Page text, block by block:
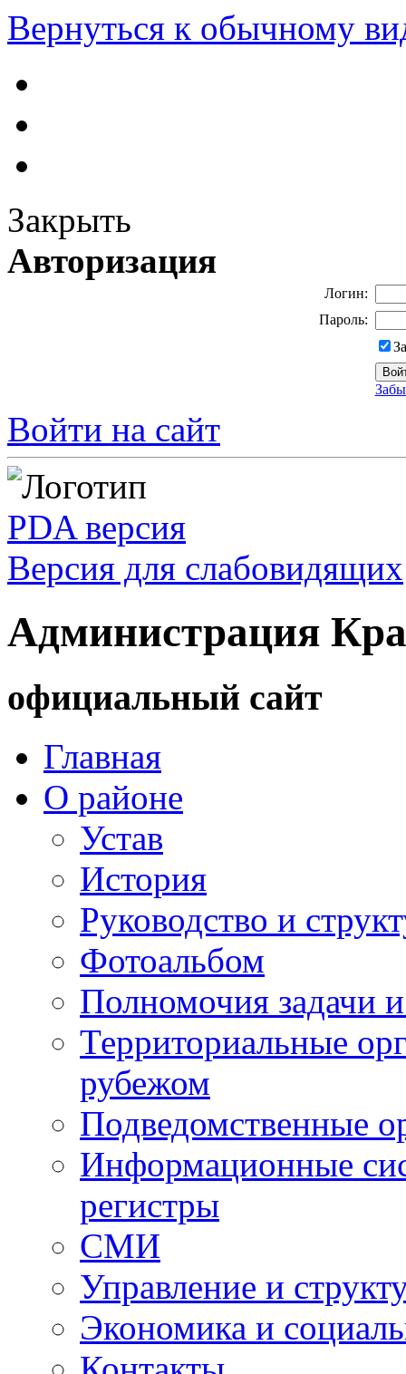
Вернуться к обычному
Закрыть
Авторизация
Логин:
Пароль:
Войти на сайт
PDA версия
Версия для слабовидящих
Администрация
официальный сайт
Главная
О районе
Устав
История
Руководство и
Фотоальбом
Полномочия задачи
Территориальные
рубежом
Подведомственные
Информационные
регистры
СМИ
Управление и
Экономика и